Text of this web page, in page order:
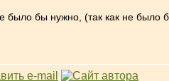
бы нужно, (так как не было